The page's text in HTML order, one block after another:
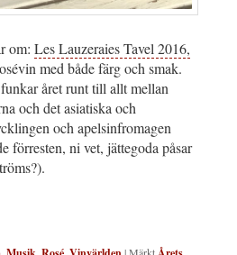
om: Les Lauzeraies Tavel 2016,
med både färg och smak.
året runt till allt mellan
och det asiatiska och
och apelsinfromagen
förresten, ni vet, jättegoda påsar
|Märkt